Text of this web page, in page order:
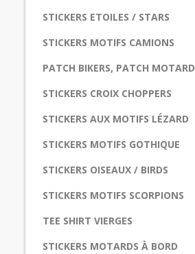
STICKERS ETOILES / STARS
STICKERS MOTIFS CAMIONS
PATCH BIKERS, PATCH MOTARD
STICKERS CROIX CHOPPERS
STICKERS AUX MOTIFS LÉZARD
STICKERS MOTIFS GOTHIQUE
STICKERS OISEAUX / BIRDS
STICKERS MOTIFS SCORPIONS
TEE SHIRT VIERGES
STICKERS MOTARDS À BORD